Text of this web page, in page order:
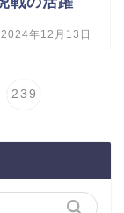
2024年12月13日
239